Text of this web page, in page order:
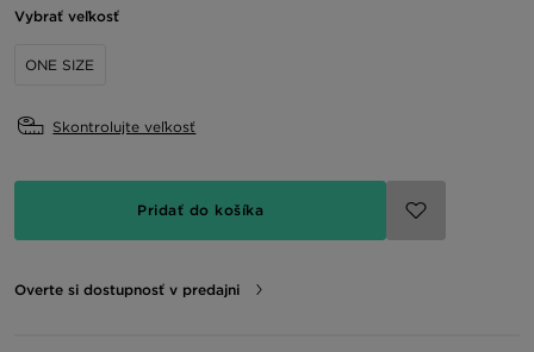
Vybrať veľkosť
ONE SIZE
Skontrolujte veľkosť
Pridať do košíka
Overte si dostupnosť v predajni